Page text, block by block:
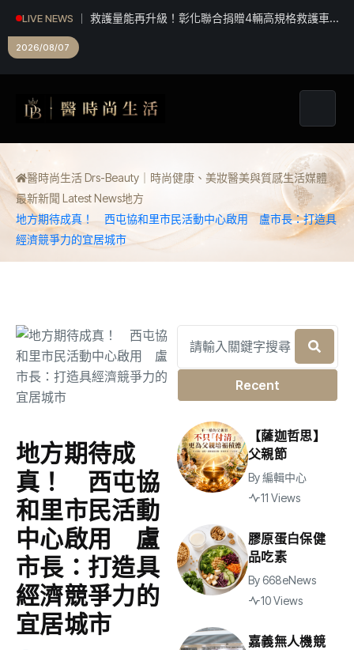
LIVE NEWS
救護量能再升級！彰化聯合捐贈4輛高規格救護車
2026/08/07
醫時尚生活 Drs-Beauty｜時尚健康、美妝醫美與質感生活媒體
最新新聞 Latest News地方
地方期待成真！ 西屯協和里市民活動中心啟用 盧市長：打造具
經濟競爭力的宜居城市
地方期待成
真！ 西屯協
和里市民活動
中心啟用 盧
市長：打造具
經濟競爭力的
宜居城市
Recent
【薩迦哲思】
父親節
By編輯中心
11 Views
膠原蛋白保健
品吃素
By668eNews
10 Views
嘉義無人機競